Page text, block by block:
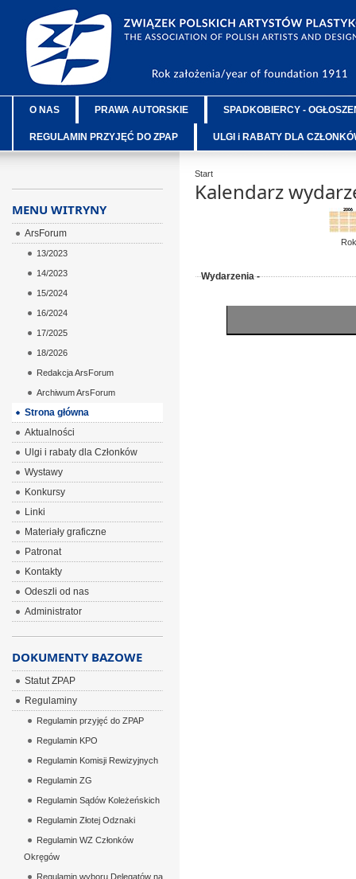
O NAS PRAWA AUTORSKIE SPADKOBIERCY -
REGULAMIN PRZYJĘĆ DO ZPAP ULGI i RABATY DLA
Start
Kalendarz
Rok
Wydarzenia -
MENU WITRYNY
ArsForum
13/2023
14/2023
15/2024
16/2024
17/2025
18/2026
Redakcja ArsForum
Archiwum ArsForum
Strona główna
Aktualności
Ulgi i rabaty dla Członków
Wystawy
Konkursy
Linki
Materiały graficzne
Patronat
Kontakty
Odeszli od nas
Administrator
DOKUMENTY BAZOWE
Statut ZPAP
Regulaminy
Regulamin przyjęć do ZPAP
Regulamin KPO
Regulamin Komisji Rewizyjnych
Regulamin ZG
Regulamin Sądów Koleżeńskich
Regulamin Złotej Odznaki
Regulamin WZ Członków
Okręgów
Regulamin wyboru Delegatów na